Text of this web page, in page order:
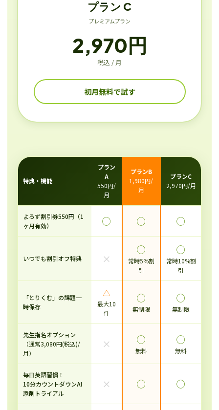
プラン C
プレミアムプラン
2,970円
税込 / 月
初月無料で試す
特典・機能
プラン
A
550円/
月
プランB
1,980円/
月
プランC
2,970円/月
よろず割引券550円（1
ヶ月有効）
◯ ◯ ◯
いつでも割引オフ特典 ×
◯
常時5%割
引
◯
常時10%割
引
「とりくむ」の課題一
時保存
△
最大10
件
◯
無制限
◯
無制限
先生指名オプション
（通常3,080円(税込)/
月）
× ◯
無料
◯
無料
毎日英語習慣！
10分カウントダウンAI
添削トライアル
× ◯ ◯